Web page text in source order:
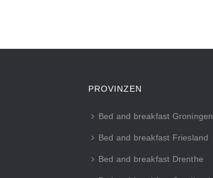
PROVINZEN
Bed and breakfast Groningen
Bed and breakfast Friesland
Bed and breakfast Drenthe